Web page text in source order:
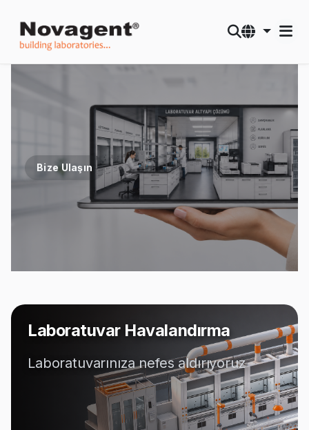
Bize Ulaşın
Laboratuvar Havalandırma
Laboratuvarınıza nefes aldırıyoruz